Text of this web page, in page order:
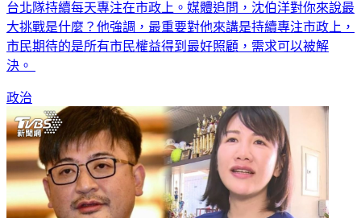
台北隊持續每天專注在市政上。媒體追問，沈伯洋對你來說最
大挑戰是什麼？他強調，最重要對他來講是持續專注市政上，
市民期待的是所有市民權益得到最好照顧，需求可以被解
決。
政治